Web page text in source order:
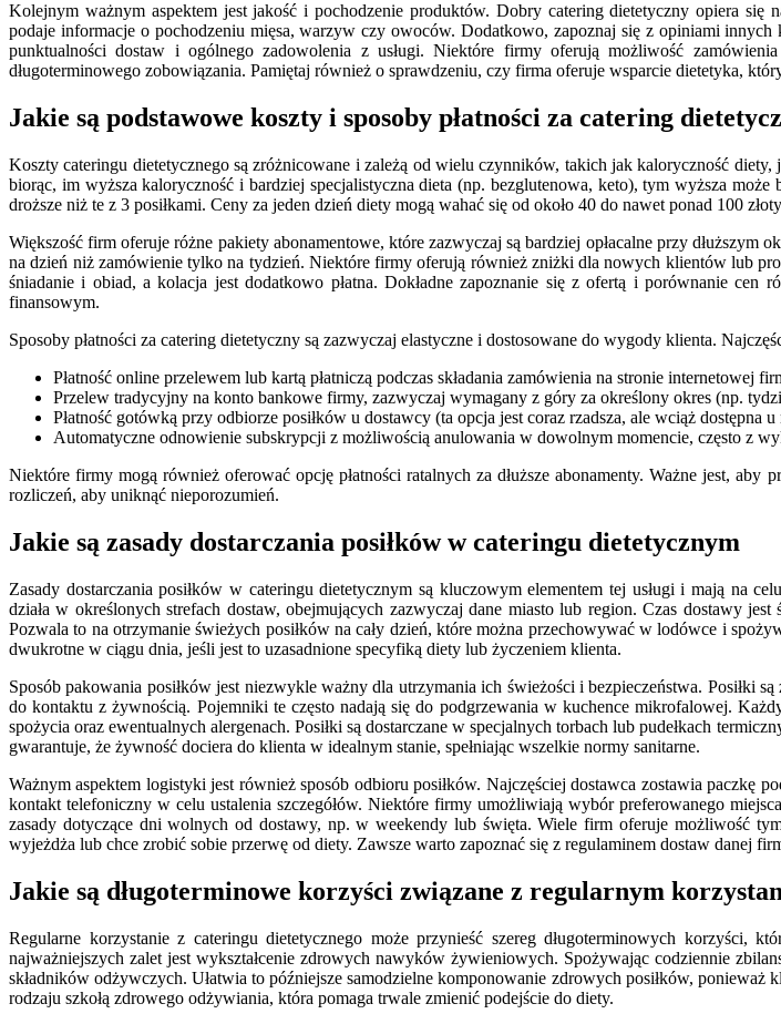
Kolejnym ważnym aspektem jest jakość i pochodzenie produktów. Dobry catering dietetyczny opiera
podaje informacje o pochodzeniu mięsa, warzyw czy owoców. Dodatkowo, zapoznaj się z opiniami
punktualności dostaw i ogólnego zadowolenia z usługi. Niektóre firmy oferują możliwość
długoterminowego zobowiązania. Pamiętaj również o sprawdzeniu, czy firma oferuje wsparcie dietetyka,
Jakie są podstawowe koszty i sposoby płatności za catering
Koszty cateringu dietetycznego są zróżnicowane i zależą od wielu czynników, takich jak kaloryczność
biorąc, im wyższa kaloryczność i bardziej specjalistyczna dieta (np. bezglutenowa, keto), tym wyższa
droższe niż te z 3 posiłkami. Ceny za jeden dzień diety mogą wahać się od około 40 do nawet ponad 100
Większość firm oferuje różne pakiety abonamentowe, które zazwyczaj są bardziej opłacalne przy
na dzień niż zamówienie tylko na tydzień. Niektóre firmy oferują również zniżki dla nowych klientów lub
śniadanie i obiad, a kolacja jest dodatkowo płatna. Dokładne zapoznanie się z ofertą i porównanie
finansowym.
Sposoby płatności za catering dietetyczny są zazwyczaj elastyczne i dostosowane do wygody klienta.
Płatność online przelewem lub kartą płatniczą podczas składania zamówienia na stronie internetowej
Przelew tradycyjny na konto bankowe firmy, zazwyczaj wymagany z góry za określony okres (np.
Płatność gotówką przy odbiorze posiłków u dostawcy (ta opcja jest coraz rzadsza, ale wciąż dostępna
Automatyczne odnowienie subskrypcji z możliwością anulowania w dowolnym momencie, często z
Niektóre firmy mogą również oferować opcję płatności ratalnych za dłuższe abonamenty. Ważne jest,
rozliczeń, aby uniknąć nieporozumień.
Jakie są zasady dostarczania posiłków w cateringu dietetycznym
Zasady dostarczania posiłków w cateringu dietetycznym są kluczowym elementem tej usługi i mają na
działa w określonych strefach dostaw, obejmujących zazwyczaj dane miasto lub region. Czas dostawy
Pozwala to na otrzymanie świeżych posiłków na cały dzień, które można przechowywać w lodówce i
dwukrotne w ciągu dnia, jeśli jest to uzasadnione specyfiką diety lub życzeniem klienta.
Sposób pakowania posiłków jest niezwykle ważny dla utrzymania ich świeżości i bezpieczeństwa. Posiłki
do kontaktu z żywnością. Pojemniki te często nadają się do podgrzewania w kuchence mikrofalowej.
spożycia oraz ewentualnych alergenach. Posiłki są dostarczane w specjalnych torbach lub pudełkach
gwarantuje, że żywność dociera do klienta w idealnym stanie, spełniając wszelkie normy sanitarne.
Ważnym aspektem logistyki jest również sposób odbioru posiłków. Najczęściej dostawca zostawia
kontakt telefoniczny w celu ustalenia szczegółów. Niektóre firmy umożliwiają wybór preferowanego
zasady dotyczące dni wolnych od dostawy, np. w weekendy lub święta. Wiele firm oferuje możliwość
wyjeżdża lub chce zrobić sobie przerwę od diety. Zawsze warto zapoznać się z regulaminem dostaw danej
Jakie są długoterminowe korzyści związane z regularnym
Regularne korzystanie z cateringu dietetycznego może przynieść szereg długoterminowych korzyści,
najważniejszych zalet jest wykształcenie zdrowych nawyków żywieniowych. Spożywając codziennie
składników odżywczych. Ułatwia to późniejsze samodzielne komponowanie zdrowych posiłków,
rodzaju szkołą zdrowego odżywiania, która pomaga trwale zmienić podejście do diety.